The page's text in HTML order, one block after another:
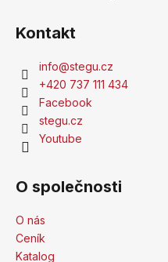
Kontakt
info@stegu.cz
+420 737 111 434
Facebook
stegu.cz
Youtube
O společnosti
O nás
Ceník
Katalog